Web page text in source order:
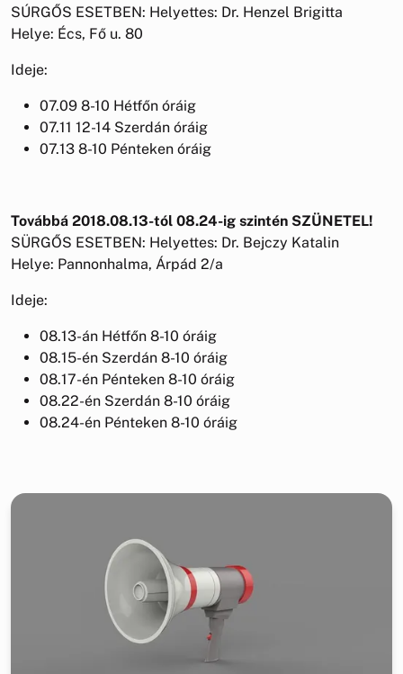
SÚRGŐS ESETBEN: Helyettes: Dr. Henzel Brigitta
Helye: Écs, Fő u. 80
Ideje:
07.09 8-10 Hétfőn óráig
07.11 12-14 Szerdán óráig
07.13 8-10 Pénteken óráig
Továbbá 2018.08.13-tól 08.24-ig szintén SZÜNETEL!
SÜRGŐS ESETBEN: Helyettes: Dr. Bejczy Katalin
Helye: Pannonhalma, Árpád 2/a
Ideje:
08.13-án Hétfőn 8-10 óráig
08.15-én Szerdán 8-10 óráig
08.17-én Pénteken 8-10 óráig
08.22-én Szerdán 8-10 óráig
08.24-én Pénteken 8-10 óráig